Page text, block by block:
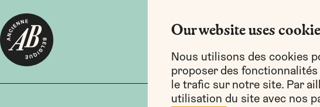
Our website uses
Nous utilisons des cookies
proposer des fonctionnalités
le trafic sur notre site. Par
utilisation du site avec nos